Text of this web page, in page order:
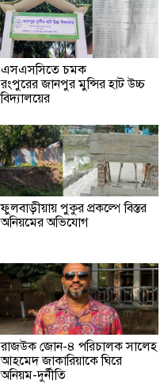
এসএসসিতে চমক
রংপুরের জানপুর মুন্সির হাট উচ্চ
বিদ্যালয়ের
ফুলবাড়ীয়ায় পুকুর প্রকল্পে বিস্তর
অনিয়মের অভিযোগ
রাজউক জোন-৪ পরিচালক সালেহ
আহমেদ জাকারিয়াকে ঘিরে
অনিয়ম-দুর্নীতি